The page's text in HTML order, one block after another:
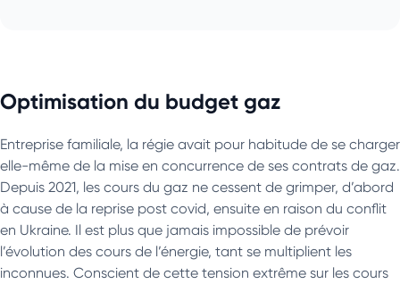
Optimisation du budget gaz
Entreprise familiale, la régie avait pour habitude de se charger
elle-même de la mise en concurrence de ses contrats de gaz.
Depuis 2021, les cours du gaz ne cessent de grimper, d’abord
à cause de la reprise post covid, ensuite en raison du conflit
en Ukraine. Il est plus que jamais impossible de prévoir
l’évolution des cours de l’énergie, tant se multiplient les
inconnues. Conscient de cette tension extrême sur les cours